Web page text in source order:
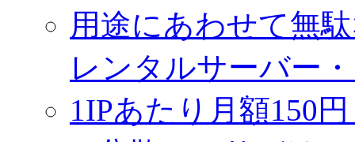
用途にあわせて無
レンタルサーバー
1IPあたり月額150